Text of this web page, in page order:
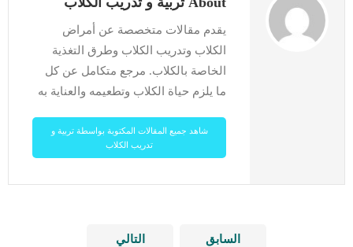
يقدم مقالات متخصصة عن أمراض
الكلاب وتدريب الكلاب وطرق التغذية
الخاصة بالكلاب. مرجع متكامل عن كل
ما يلزم حياة الكلاب وتطعيمه والعناية به
شاهد جميع المقالات المكتوبة بواسطة تربية و
تدريب الكلاب
السابق التالي